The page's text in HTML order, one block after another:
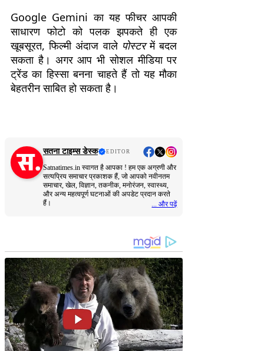
Google Gemini का यह फीचर आपकी
साधारण फोटो को पलक झपकते ही एक
खूबसूरत, फिल्मी अंदाज वाले पोस्टरमें बदल
सकता है। अगर आप भी सोशल मीडिया पर
ट्रेंड का हिस्सा बनना चाहते हैं तो यह मौका
बेहतरीन साबित हो सकता है।
सतना टाइम्स डेस्क EDITOR
Satnatimes.in स्वागत है आपका ! हम एक अग्रणी और
सत्यप्रिय समाचार प्रकाशक हैं, जो आपको नवीनतम
समाचार, खेल, विज्ञान, तकनीक, मनोरंजन, स्वास्थ्य,
और अन्य महत्वपूर्ण घटनाओं की अपडेट प्रदान करते
हैं।
... और पढ़ें